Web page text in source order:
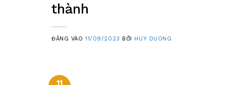
thành
ĐĂNG VÀO11/09/2023 BỞI HUY DUONG
11